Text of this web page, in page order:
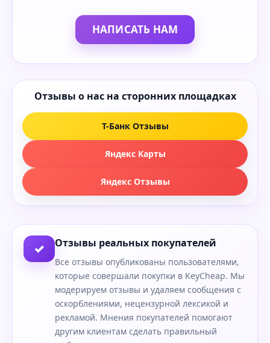
НАПИСАТЬ НАМ
Отзывы о нас на сторонних площадках
Т-Банк Отзывы
Яндекс Карты
Яндекс Отзывы
✓ Отзывы реальных покупателей
Все отзывы опубликованы пользователями,
которые совершали покупки в KeyCheap. Мы
модерируем отзывы и удаляем сообщения с
оскорблениями, нецензурной лексикой и
рекламой. Мнения покупателей помогают
другим клиентам сделать правильный